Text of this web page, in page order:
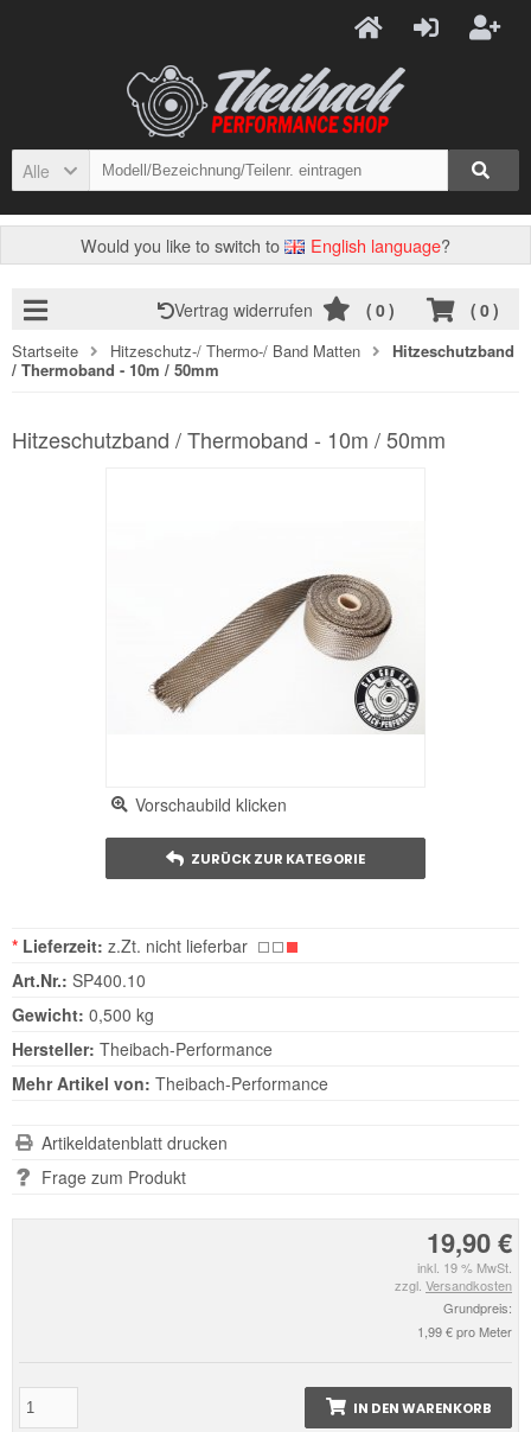
Alle
Would you like to switch to English language?
( 0)
Vertrag widerrufen ( 0)
Startseite Hitzeschutz-/ Thermo-/ Band Matten
Hitzeschutzband
/ Thermoband - 10m / 50mm
Hitzeschutzband / Thermoband - 10m / 50mm
Vorschaubild klicken
ZURÜCK ZUR KATEGORIE
19,90 €
inkl. 19 % MwSt.
zzgl. Versandkosten
Grundpreis:
1,99 € pro Meter
IN DEN WARENKORB
* Lieferzeit: z.Zt. nicht lieferbar
Art.Nr.: SP400.10
Gewicht: 0,500 kg
Hersteller: Theibach-Performance
Mehr Artikel von: Theibach-Performance
Artikeldatenblatt drucken
Frage zum Produkt